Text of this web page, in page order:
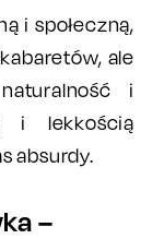
i społeczną,
ale
i
i lekkością
absurdy.
–